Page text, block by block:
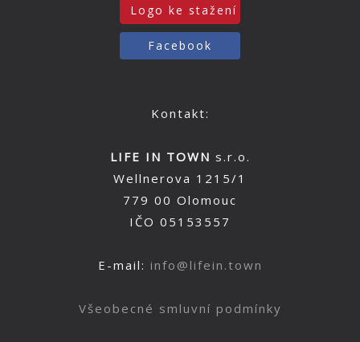
Logo ke stažení
Facebook
Kontakt:
LIFE IN TOWN s.r.o.
Wellnerova 1215/1
779 00 Olomouc
IČO 05153557
E-mail: info@lifein.town
Všeobecné smluvní podmínky